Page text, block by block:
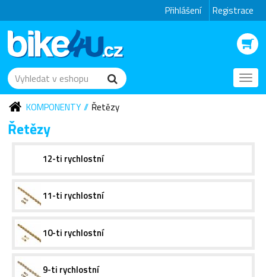
Přihlášení Registrace
KOMPONENTY
Řetězy
Řetězy
12-ti rychlostní
11-ti rychlostní
10-ti rychlostní
9-ti rychlostní